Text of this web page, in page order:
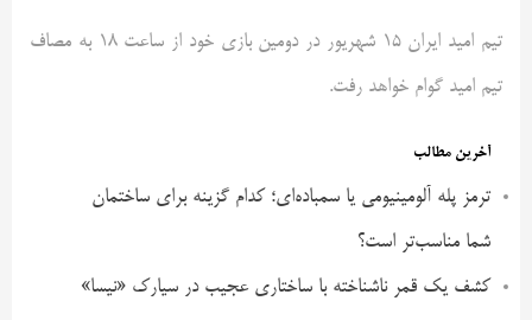
تیم امید ایران ۱۵ شهریور در دومین بازی خود از ساعت ۱۸ به مصاف
تیم امید گوام خواهد رفت.
آخرین مطالب
ترمز پله آلومینیومی یا سمباده‌ای؛ کدام گزینه برای ساختمان
شما مناسب‌تر است؟
کشف یک قمر ناشناخته با ساختاری عجیب در سیارک «نیسا»